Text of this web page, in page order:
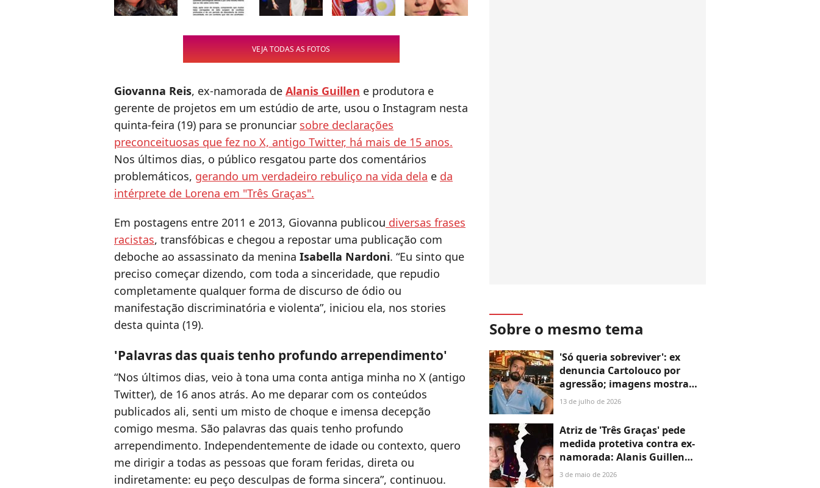
VEJA TODAS AS FOTOS
Giovanna Reis, ex-namorada de Alanis Guillen e produtora e
gerente de projetos em um estúdio de arte, usou o Instagram nesta
quinta-feira (19) para se pronunciar sobre declarações
preconceituosas que fez no X, antigo Twitter, há mais de 15 anos.
Nos últimos dias, o público resgatou parte dos comentários
problemáticos, gerando um verdadeiro rebuliço na vida dela e da
intérprete de Lorena em "Três Graças".
Em postagens entre 2011 e 2013, Giovanna publicou diversas frases
racistas, transfóbicas e chegou a repostar uma publicação com
deboche ao assassinato da menina Isabella Nardoni. “Eu sinto que
preciso começar dizendo, com toda a sinceridade, que repudio
completamente qualquer forma de discurso de ódio ou
manifestação discriminatória e violenta”, iniciou ela, nos stories
desta quinta (19).
'Palavras das quais tenho profundo arrependimento'
“Nos últimos dias, veio à tona uma conta antiga minha no X (antigo
Twitter), de 16 anos atrás. Ao me deparar com os conteúdos
publicados ali, senti um misto de choque e imensa decepção
comigo mesma. São palavras das quais tenho profundo
arrependimento. Independentemente de idade ou contexto, quero
me dirigir a todas as pessoas que foram feridas, direta ou
indiretamente: eu peço desculpas de forma sincera”, continuou.
Sobre o mesmo tema
'Só queria sobreviver': ex
denuncia Cartolouco por
agressão; imagens mostram
ex-jornalista da Globo e ex-'A
namorada com cigarro
13 de julho de 2026
Atriz de 'Três Graças' pede
medida protetiva contra ex-
namorada: Alanis Guillen
denuncia perseguição,
3 de maio de 2026